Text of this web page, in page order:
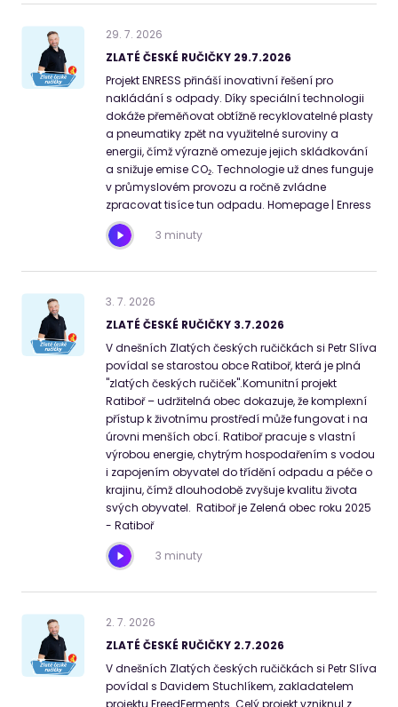
29. 7. 2026
ZLATÉ ČESKÉ RUČIČKY 29.7.2026
Projekt ENRESS přináší inovativní řešení pro
nakládání s odpady. Díky speciální technologii
dokáže přeměňovat obtížně recyklovatelné plasty
a pneumatiky zpět na využitelné suroviny a
energii, čímž výrazně omezuje jejich skládkování
a snižuje emise CO₂. Technologie už dnes funguje
v průmyslovém provozu a ročně zvládne
zpracovat tisíce tun odpadu. Homepage | Enress
3 minuty
3. 7. 2026
ZLATÉ ČESKÉ RUČIČKY 3.7.2026
V dnešních Zlatých českých ručičkách si Petr Slíva
povídal se starostou obce Ratiboř, která je plná
"zlatých českých ručiček".Komunitní projekt
Ratiboř – udržitelná obec dokazuje, že komplexní
přístup k životnímu prostředí může fungovat i na
úrovni menších obcí. Ratiboř pracuje s vlastní
výrobou energie, chytrým hospodařením s vodou
i zapojením obyvatel do třídění odpadu a péče o
krajinu, čímž dlouhodobě zvyšuje kvalitu života
svých obyvatel. Ratiboř je Zelená obec roku 2025
- Ratiboř
3 minuty
2. 7. 2026
ZLATÉ ČESKÉ RUČIČKY 2.7.2026
V dnešních Zlatých českých ručičkách si Petr Slíva
povídal s Davidem Stuchlíkem, zakladatelem
projektu FreedFerments. Celý projekt vzniknul z